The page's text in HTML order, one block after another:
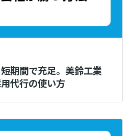
期間で充足。美鈴工業
代行の使い方